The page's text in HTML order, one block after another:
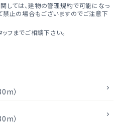
しては、建物の管理規約で可能になっ
禁止の場合もございますのでご注意下
フまでご相談下さい。
）
）